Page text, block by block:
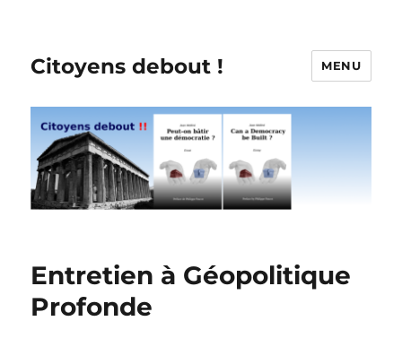
Citoyens debout ! MENU
Entretien à Géopolitique
Profonde